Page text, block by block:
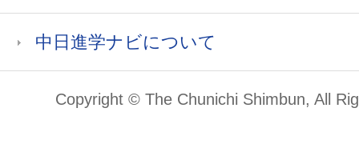
中日進学ナビについて
Copyright © The Chunichi Shimbun, All